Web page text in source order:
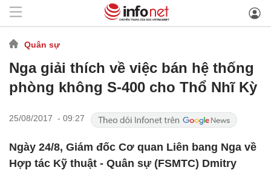
Quân sự
Nga giải thích về việc bán hệ thống
phòng không S-400 cho Thổ Nhĩ Kỳ
25/08/2017 - 09:27
Ngày 24/8, Giám đốc Cơ quan Liên bang Nga về
Hợp tác Kỹ thuật - Quân sự (FSMTC) Dmitry